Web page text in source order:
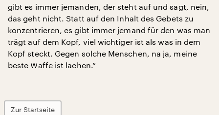
gibt es immer jemanden, der steht auf und sagt, nein,
das geht nicht. Statt auf den Inhalt des Gebets zu
konzentrieren, es gibt immer jemand für den was man
trägt auf dem Kopf, viel wichtiger ist als was in dem
Kopf steckt. Gegen solche Menschen, na ja, meine
beste Waffe ist lachen.“
Zur Startseite